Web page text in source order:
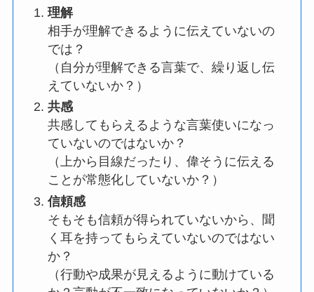
理解
相手が理解できるように伝えていないの
では？
（自分が理解できる言葉で、繰り返し伝
えていないか？）
共感
共感してもらえるような言葉使いになっ
ていないのではないか？
（上から目線だったり、偉そうに伝える
ことが常態化していないか？）
信頼感
そもそも信頼が得られていないから、聞
く耳を持ってもらえていないのではない
か？
（行動や成果が見えるように動けている